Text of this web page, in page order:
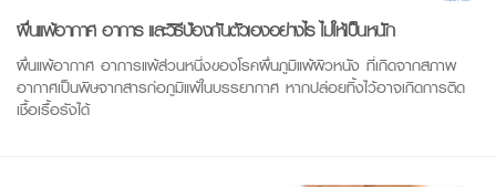
ผื่นแพ้อากาศ อาการ และวิธีป้องกันตัวเองอย่างไร ไม่ให้เป็นหนัก
ผื่นแพ้อากาศ อาการแพ้ส่วนหนึ่งของโรคผื่นภูมิแพ้ผิวหนัง ที่เกิดจากสภาพ
อากาศเป็นพิษจากสารก่อภูมิแพ้ในบรรยากาศ หากปล่อยทิ้งไว้อาจเกิดการติด
เชื้อเรื้อรังได้